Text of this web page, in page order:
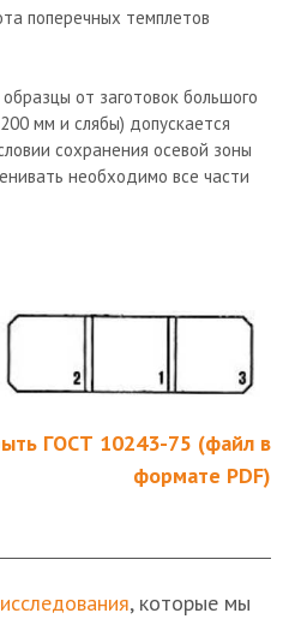
поперечных темплетов
от заготовок большого
мм и слябы) допускается
сохранения осевой зоны
необходимо все части
ГОСТ 10243-75 (файл в
формате PDF)
, которые мы